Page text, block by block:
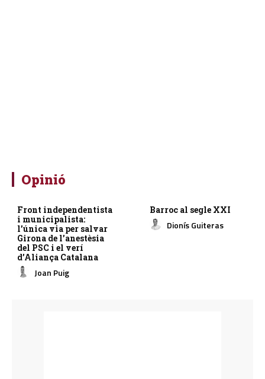
Opinió
Front independentista
i municipalista:
l’única via per salvar
Girona de l’anestèsia
del PSC i el verí
d’Aliança Catalana
Joan Puig
Barroc al segle XXI
Dionís Guiteras